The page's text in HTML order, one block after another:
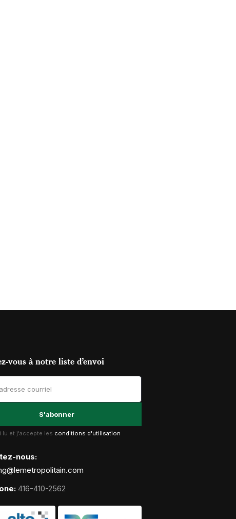
vous à notre liste d’envoi
lu et j'accepte les conditions d'utilisation
nous:
416-410-2562